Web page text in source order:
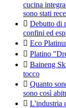
cucina
sono stati
 Debutto di
confini ed
 Eco
 Platino
 Baineng
tocco
 Quanto
sono così
 L'industria